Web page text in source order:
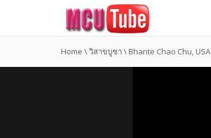
Home \วิสาขบูชา \ Bhante Chao Chu, USA